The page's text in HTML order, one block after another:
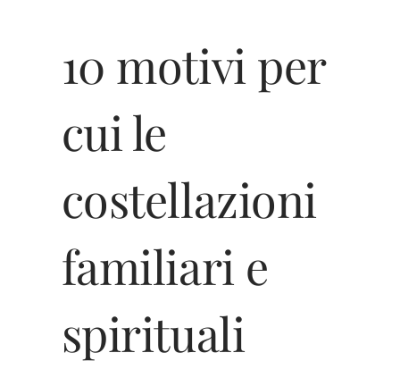
10 motivi per
cui le
costellazioni
familiari e
spirituali